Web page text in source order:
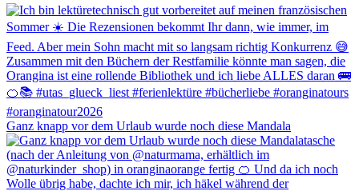
Ganz knapp vor dem Urlaub wurde noch diese Mandala